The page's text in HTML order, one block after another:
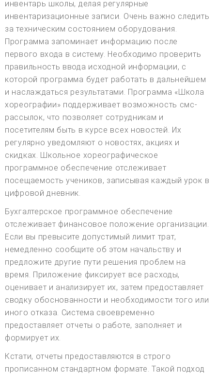
инвентарь школы, делая регулярные
инвентаризационные записи. Очень важно следить
за техническим состоянием оборудования.
Программа запоминает информацию после
первого входа в систему. Необходимо проверить
правильность ввода исходной информации, с
которой программа будет работать в дальнейшем
и наслаждаться результатами. Программа «Школа
хореографии» поддерживает возможность смс-
рассылок, что позволяет сотрудникам и
посетителям быть в курсе всех новостей. Их
регулярно уведомляют о новостях, акциях и
скидках. Школьное хореографическое
программное обеспечение отслеживает
посещаемость учеников, записывая каждый урок в
цифровой дневник.
Бухгалтерское программное обеспечение
отслеживает финансовое положение организации.
Если вы превысите допустимый лимит трат,
немедленно сообщите об этом начальству и
предложите другие пути решения проблем на
время. Приложение фиксирует все расходы,
оценивает и анализирует их, затем предоставляет
сводку обоснованности и необходимости того или
иного отказа. Система своевременно
предоставляет отчеты о работе, заполняет и
формирует их.
Кстати, отчеты предоставляются в строго
прописанном стандартном формате. Такой подход